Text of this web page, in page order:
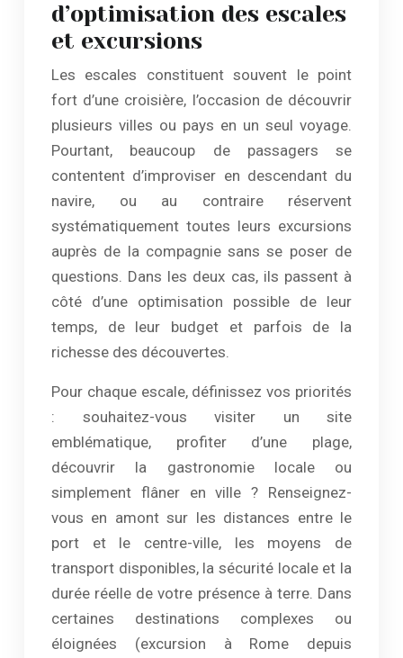
d’optimisation des escales
et excursions
Les escales constituent souvent le point
fort d’une croisière, l’occasion de découvrir
plusieurs villes ou pays en un seul voyage.
Pourtant, beaucoup de passagers se
contentent d’improviser en descendant du
navire, ou au contraire réservent
systématiquement toutes leurs excursions
auprès de la compagnie sans se poser de
questions. Dans les deux cas, ils passent à
côté d’une optimisation possible de leur
temps, de leur budget et parfois de la
richesse des découvertes.
Pour chaque escale, définissez vos priorités
: souhaitez-vous visiter un site
emblématique, profiter d’une plage,
découvrir la gastronomie locale ou
simplement flâner en ville ? Renseignez-
vous en amont sur les distances entre le
port et le centre-ville, les moyens de
transport disponibles, la sécurité locale et la
durée réelle de votre présence à terre. Dans
certaines destinations complexes ou
éloignées (excursion à Rome depuis